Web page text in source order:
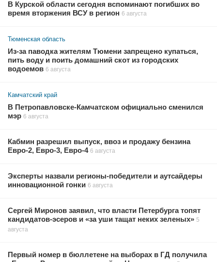
В Курской области сегодня вспоминают погибших во
время вторжения ВСУ в регион 6 августа
Тюменская область
Из-за паводка жителям Тюмени запрещено купаться,
пить воду и поить домашний скот из городских
водоемов 6 августа
Камчатский край
В Петропавловске-Камчатском официально сменился
мэр 6 августа
Кабмин разрешил выпуск, ввоз и продажу бензина
Евро-2, Евро-3, Евро-4 6 августа
Эксперты назвали регионы-победители и аутсайдеры
инновационной гонки 6 августа
Сергей Миронов заявил, что власти Петербурга топят
кандидатов-эсеров и «за уши тащат неких зеленых» 5
августа
Первый номер в бюллетене на выборах в ГД получила